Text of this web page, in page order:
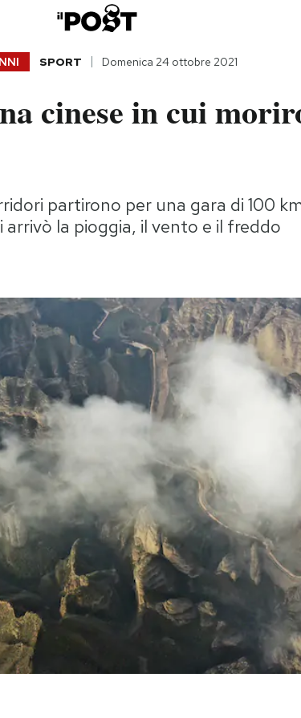
SPORT Domenica 24 ottobre 2021
cinese in cui
partirono per una gara di 100
la pioggia, il vento e il freddo